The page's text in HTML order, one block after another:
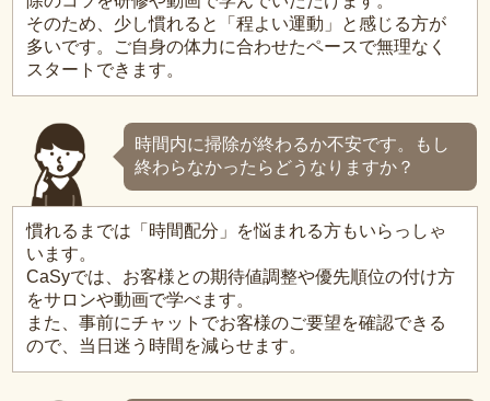
そのため、少し慣れると「程よい運動」と感じる方が
多いです。ご自身の体力に合わせたペースで無理なく
スタートできます。
時間内に掃除が終わるか不安です。もし
終わらなかったらどうなりますか？
慣れるまでは「時間配分」を悩まれる方もいらっしゃ
います。
CaSyでは、お客様との期待値調整や優先順位の付け方
をサロンや動画で学べます。
また、事前にチャットでお客様のご要望を確認できる
ので、当日迷う時間を減らせます。